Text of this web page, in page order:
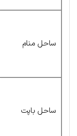
ساحل منام
ساحل باپت